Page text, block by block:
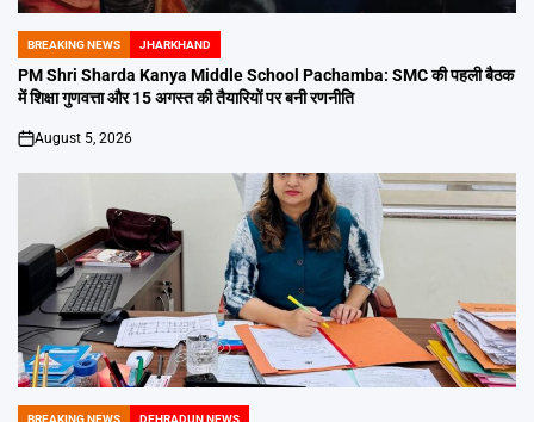
POSTED
IN
BREAKING NEWS JHARKHAND
PM Shri Sharda Kanya Middle School Pachamba: SMC की पहली बैठक
में शिक्षा गुणवत्ता और 15 अगस्त की तैयारियों पर बनी रणनीति
on
August 5, 2026
BREAKING NEWS DEHRADUN NEWS